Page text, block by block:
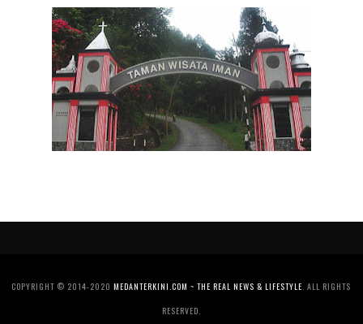
COPYRIGHT © 2014-2020MEDANTERKINI.COM ~ THE REAL NEWS & LIFESTYLE . ALL RIGHTS
RESERVED.